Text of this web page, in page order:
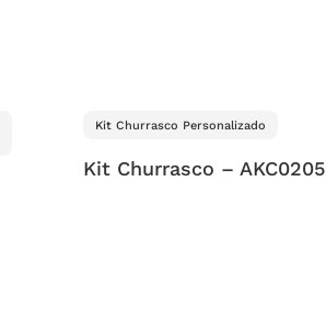
Kit Churrasco Personalizado
Kit Churrasco – AKC0205